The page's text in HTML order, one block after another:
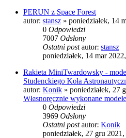
PERUN z Space Forest
autor: stansz » poniedziałek, 14
0 Odpowiedzi
7007 Odsłony
Ostatni postautor: stansz
poniedziałek, 14 mar
Rakieta MiniTwardowsky -
Studenckiego Koła
autor: Konik » poniedziałek, 27
Własnoręcznie wykonane
0 Odpowiedzi
3969 Odsłony
Ostatni postautor: Konik
poniedziałek, 27 gru